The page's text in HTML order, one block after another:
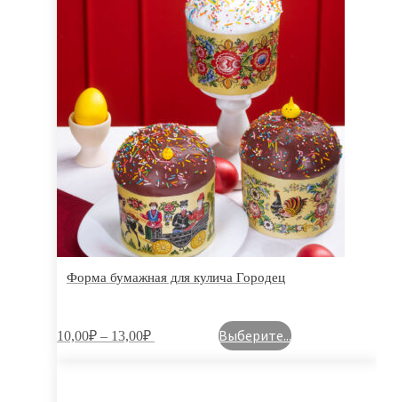
Форма бумажная для кулича Городец
10,00₽ – 13,00₽ Выберите...